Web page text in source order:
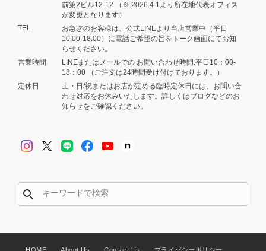
前第2ビル12-12 （※ 2026.4.1より所在地代表オフィス
が変更となります）
TEL
お急ぎのお客様は、公式LINEより当店営業中（平日
10:00-18:00）に電話ご希望の旨をトーク画面にてお知
らせください。
営業時間
LINEまたはメールでの お問い合わせ時間:平日10：00-
18：00 （ご注文は24時間受け付けております。）
定休日
土・日/祝またはお店が定める臨時定休日には、お問い合
わせ対応をお休みいたします。詳しくはブログなどのお
知らせをご確認ください。
search